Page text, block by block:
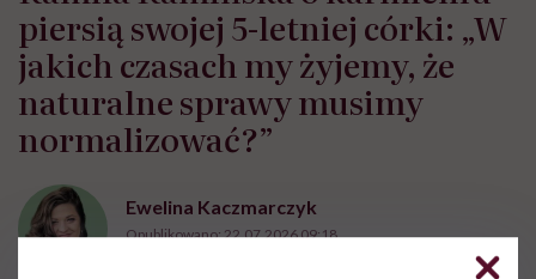
piersią swojej 5-letniej córki: „W
jakich czasach my żyjemy, że
naturalne sprawy musimy
normalizować?”
Ewelina Kaczmarczyk
Opublikowano:22.07.2026 09:18